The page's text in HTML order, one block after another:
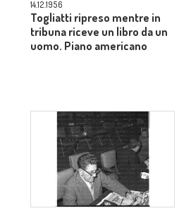
14.12.1956
Togliatti ripreso mentre in
tribuna riceve un libro da un
uomo. Piano americano